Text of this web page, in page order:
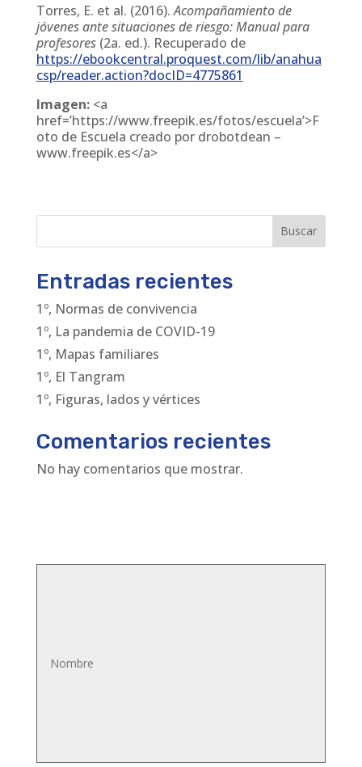
Torres, E. et al. (2016).Acompañamiento de
jóvenes ante situaciones de riesgo: Manual para
profesores(2a. ed.). Recuperado de
https://ebookcentral.proquest.com/lib/anahua
csp/reader.action?docID=4775861
Imagen: <a
href=’https://www.freepik.es/fotos/escuela’>F
oto de Escuela creado por drobotdean –
www.freepik.es</a>
Buscar
Entradas recientes
1º, Normas de convivencia
1º, La pandemia de COVID-19
1º, Mapas familiares
1º, El Tangram
1º, Figuras, lados y vértices
Comentarios recientes
No hay comentarios que mostrar.